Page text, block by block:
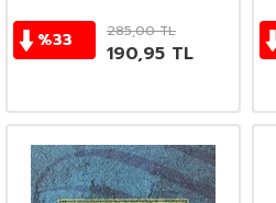
%33 285,00TL
190,95 TL